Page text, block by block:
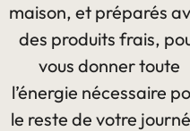
maison, et préparés
des produits frais,
vous donner toute
l’énergie nécessaire
le reste de votre